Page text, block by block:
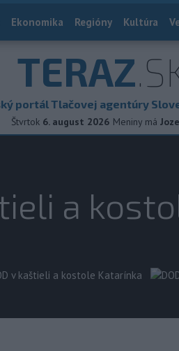
Ekonomika Regióny Kultúra
TERAZ
portál Tlačovej agentúry
Štvrtok 6. august 2026 Meniny má
a